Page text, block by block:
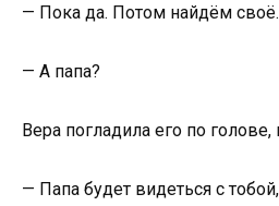
— Пока да. Потом найдём своё.
— А папа?
Вера погладила его по
— Папа будет видеться с